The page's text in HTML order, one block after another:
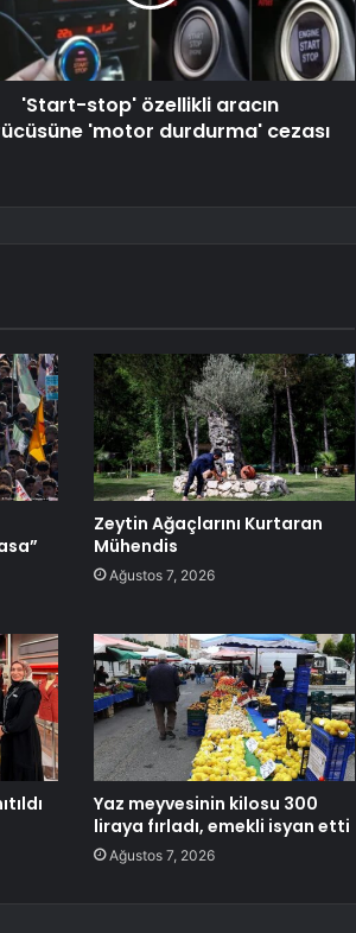
'Start-stop' özellikli aracın
'motor durdurma' cezası
Zeytin Ağaçlarını Kurtaran
Mühendis
Ağustos 7, 2026
Yaz meyvesinin kilosu 300
liraya fırladı, emekli isyan etti
Ağustos 7, 2026